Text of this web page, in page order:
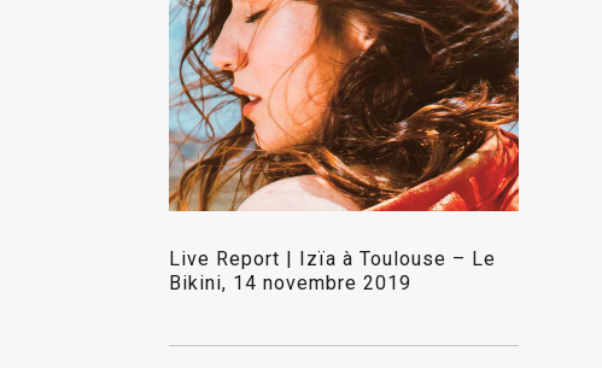
Live Report | Izïa à Toulouse – Le
Bikini, 14 novembre 2019